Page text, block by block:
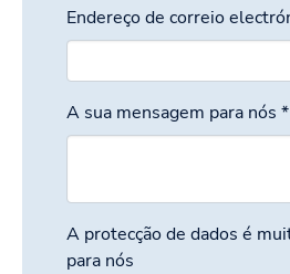
Endereço de correio
A sua mensagem para nós *
A protecção de dados é
para nós